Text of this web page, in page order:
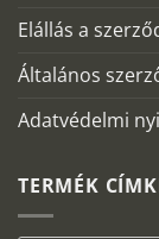
Elállás a
Általános
Adatvédelmi
TERMÉK